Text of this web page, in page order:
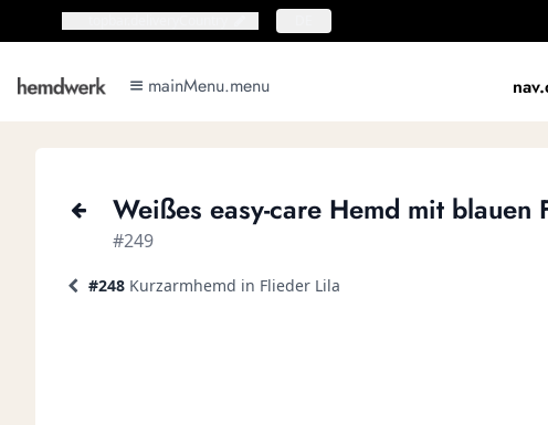
mainMenu.menu
mainMenu.menu
Weißes easy-care Hemd mit blauen
#249
#248 Kurzarmhemd in Flieder Lila